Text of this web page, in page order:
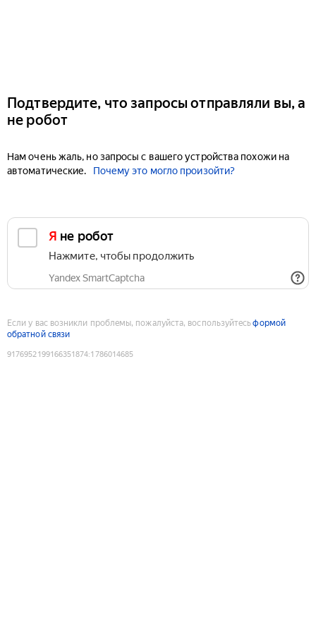
Подтвердите, что запросы отправляли вы, а
не робот
Нам очень жаль, но запросы с вашего устройства похожи на
автоматические.
Почему это могло произойти?
Я не робот
Нажмите, чтобы продолжить
Yandex SmartCaptcha
Если у вас возникли проблемы, пожалуйста, воспользуйтесьформой
обратной связи
9176952199166351874:1786014685